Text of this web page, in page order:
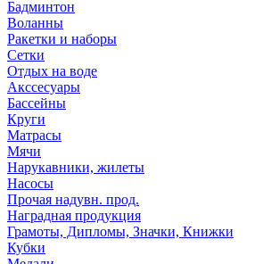
Бадминтон
Воланны
Ракетки и наборы
Сетки
Отдых на воде
Акссесуары
Бассейны
Круги
Матрасы
Мячи
Нарукавники, жилеты
Насосы
Прочая надувн. прод.
Наградная продукция
Грамоты, Дипломы, Значки, Книжки
Кубки